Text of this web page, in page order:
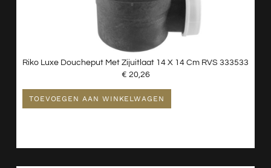
Riko Luxe Doucheput Met Zijuitlaat 14 X 14 Cm RVS 333533
€ 20,26
TOEVOEGEN AAN WINKELWAGEN